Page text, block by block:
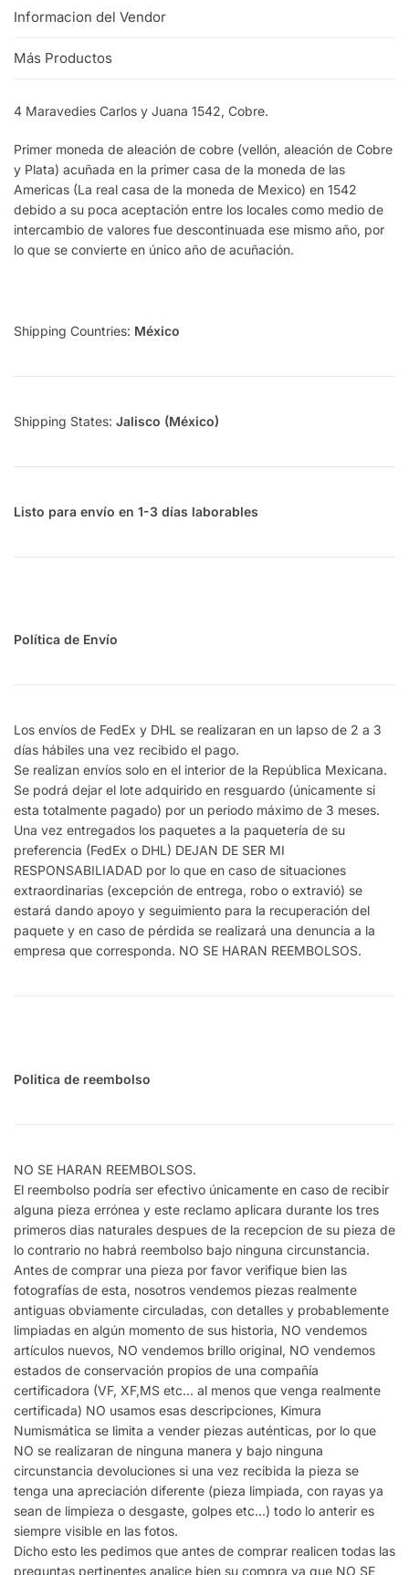
Informacion del Vendor
Más Productos
4 Maravedies Carlos y Juana 1542, Cobre.
Primer moneda de aleación de cobre (vellón, aleación de Cobre
y Plata) acuñada en la primer casa de la moneda de las
Americas (La real casa de la moneda de Mexico) en 1542
debido a su poca aceptación entre los locales como medio de
intercambio de valores fue descontinuada ese mismo año, por
lo que se convierte en único año de acuñación.
Shipping Countries: México
Shipping States: Jalisco (México)
Listo para envío en 1-3 días laborables
Política de Envío
Los envíos de FedEx y DHL se realizaran en un lapso de 2 a 3
días hábiles una vez recibido el pago.
Se realizan envíos solo en el interior de la República Mexicana.
Se podrá dejar el lote adquirido en resguardo (únicamente si
esta totalmente pagado) por un periodo máximo de 3 meses.
Una vez entregados los paquetes a la paquetería de su
preferencia (FedEx o DHL) DEJAN DE SER MI
RESPONSABILIADAD por lo que en caso de situaciones
extraordinarias (excepción de entrega, robo o extravió) se
estará dando apoyo y seguimiento para la recuperación del
paquete y en caso de pérdida se realizará una denuncia a la
empresa que corresponda. NO SE HARAN REEMBOLSOS.
Politica de reembolso
NO SE HARAN REEMBOLSOS.
El reembolso podría ser efectivo únicamente en caso de recibir
alguna pieza errónea y este reclamo aplicara durante los tres
primeros dias naturales despues de la recepcion de su pieza de
lo contrario no habrá reembolso bajo ninguna circunstancia.
Antes de comprar una pieza por favor verifique bien las
fotografías de esta, nosotros vendemos piezas realmente
antiguas obviamente circuladas, con detalles y probablemente
limpiadas en algún momento de sus historia, NO vendemos
artículos nuevos, NO vendemos brillo original, NO vendemos
estados de conservación propios de una compañía
certificadora (VF, XF,MS etc… al menos que venga realmente
certificada) NO usamos esas descripciones, Kimura
Numismática se limita a vender piezas auténticas, por lo que
NO se realizaran de ninguna manera y bajo ninguna
circunstancia devoluciones si una vez recibida la pieza se
tenga una apreciación diferente (pieza limpiada, con rayas ya
sean de limpieza o desgaste, golpes etc…) todo lo anterir es
siempre visible en las fotos.
Dicho esto les pedimos que antes de comprar realicen todas las
preguntas pertinentes analice bien su compra ya que NO SE